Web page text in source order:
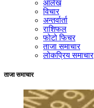
आलेख
विचार
अन्तर्वार्ता
राशिफल
फोटो फिचर
ताजा समाचार
लोकप्रिय समाचार
ताजा समाचार